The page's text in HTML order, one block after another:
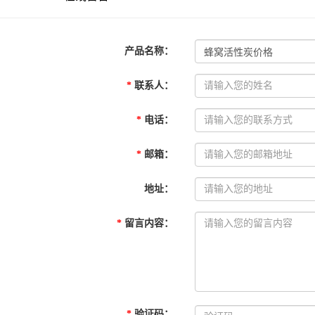
产品名称：
* 联系人：
* 电话：
* 邮箱：
地址：
* 留言内容：